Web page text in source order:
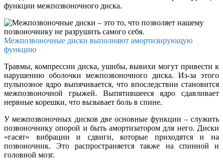
функции межпозвоночного диска.
Межпозвоночные диски выполняют амортизирующую
функцию
Травмы, компрессии диска, ушибы, вывихи могут привести к
нарушению оболочки межпозвоночного диска. Из-за этого
пульпозное ядро выпячивается, что впоследствии становится
межпозвоночной грыжей. Выпятившееся ядро сдавливает
нервные корешки, что вызывает боль в спине.
У межпозвоночных дисков две основные функции – служить
позвоночнику опорой и быть амортизатором для него. Диски
«гасят» вибрации и сдвиги, которые приходятся и на
позвоночник. Это распространяется также на спинной и
головной мозг.